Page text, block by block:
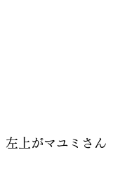
左上がマユミさん